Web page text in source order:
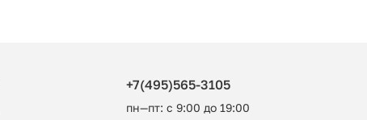
+7(495)565-3105
пн—пт: с 9:00 до 19:00